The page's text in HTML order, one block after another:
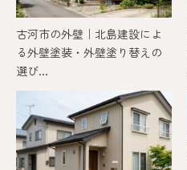
古河市の外壁｜北島建設によ
る外壁塗装・外壁塗り替えの
選び...